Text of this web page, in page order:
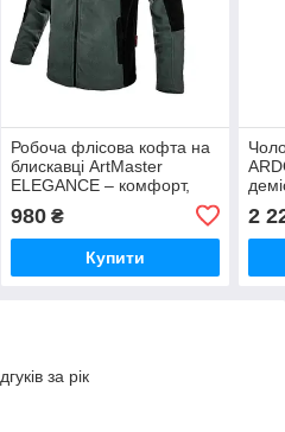
Робоча флісова кофта на
блискавці ArtMaster
ELEGANCE – комфорт,
тепло та функціональність
980₴
Купити
2
за рік